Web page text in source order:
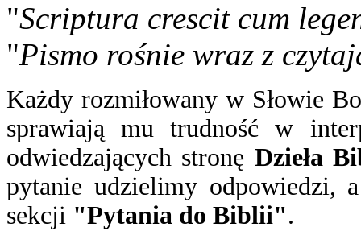
"Scriptura crescit cum
"Pismo rośnie wraz z
Każdy rozmiłowany w Słowie
sprawiają mu trudność w
odwiedzających stronę Dzieła
pytanie udzielimy odpowiedzi,
sekcji "Pytania do Biblii".